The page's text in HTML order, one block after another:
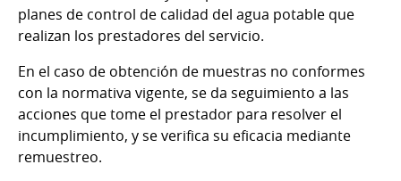
planes de control de calidad del agua potable que
realizan los prestadores del servicio.
En el caso de obtención de muestras no conformes
con la normativa vigente, se da seguimiento a las
acciones que tome el prestador para resolver el
incumplimiento, y se verifica su eficacia mediante
remuestreo.